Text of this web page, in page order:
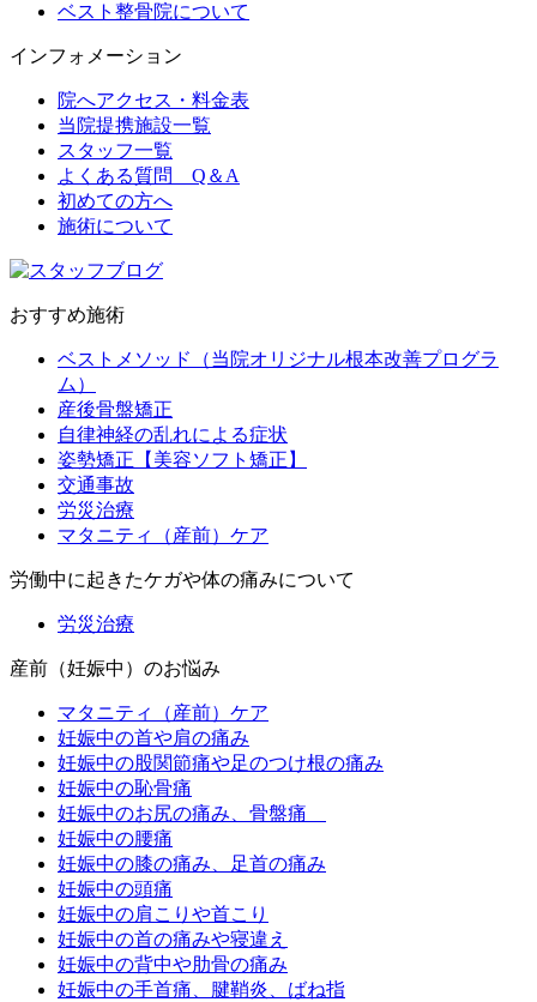
ベスト整骨院について
インフォメーション
院へアクセス・料金表
当院提携施設一覧
スタッフ一覧
よくある質問 Q＆A
初めての方へ
施術について
おすすめ施術
ベストメソッド（当院オリジナル根本改善プログラ
ム）
産後骨盤矯正
自律神経の乱れによる症状
姿勢矯正【美容ソフト矯正】
交通事故
労災治療
マタニティ（産前）ケア
労働中に起きたケガや体の痛みについて
労災治療
産前（妊娠中）のお悩み
マタニティ（産前）ケア
妊娠中の首や肩の痛み
妊娠中の股関節痛や足のつけ根の痛み
妊娠中の恥骨痛
妊娠中のお尻の痛み、骨盤痛
妊娠中の腰痛
妊娠中の膝の痛み、足首の痛み
妊娠中の頭痛
妊娠中の肩こりや首こり
妊娠中の首の痛みや寝違え
妊娠中の背中や肋骨の痛み
妊娠中の手首痛、腱鞘炎、ばね指